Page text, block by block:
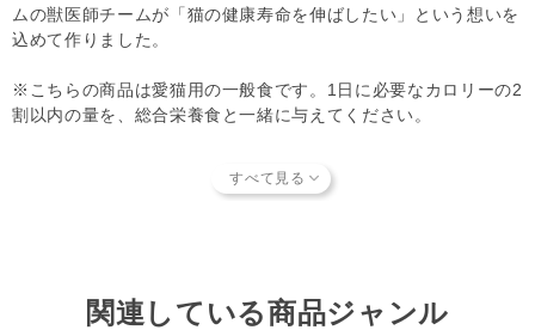
ムの獣医師チームが「猫の健康寿命を伸ばしたい」という想いを
込めて作りました。
※こちらの商品は愛猫用の一般食です。1日に必要なカロリーの2
割以内の量を、総合栄養食と一緒に与えてください。
食物繊維が豊富なりんごピューレやかぼちゃ、人参をバランスよ
関連している商品ジャンル